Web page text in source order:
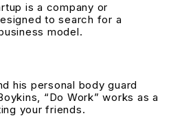
is a company or
to search for a
model.
his personal body guard
“Do Work” works as a
your friends.